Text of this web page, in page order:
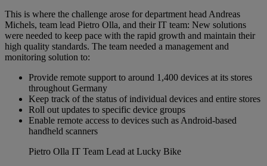
This is where the challenge arose for department head Andreas
Michels, team lead Pietro Olla, and their IT team: New solutions
were needed to keep pace with the rapid growth and maintain their
high quality standards. The team needed a management and
monitoring solution to:
Provide remote support to around 1,400 devices at its stores
throughout Germany
Keep track of the status of individual devices and entire stores
Roll out updates to specific device groups
Enable remote access to devices such as Android-based
handheld scanners
Pietro Olla IT Team Lead at Lucky Bike